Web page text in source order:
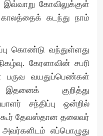
இவ்வாறு கோவிலுக்குள்
காலத்தைக் கடந்து நாம்
கொண்டு வந்துள்ளது
கேரளாவின் சபரி
பருவ வயதுப்பெண்கள்
இதனைக் குறித்து
சந்திப்பு ஒன்றில்
தேவஸ்தான தலைவர்
எப்பொழுது